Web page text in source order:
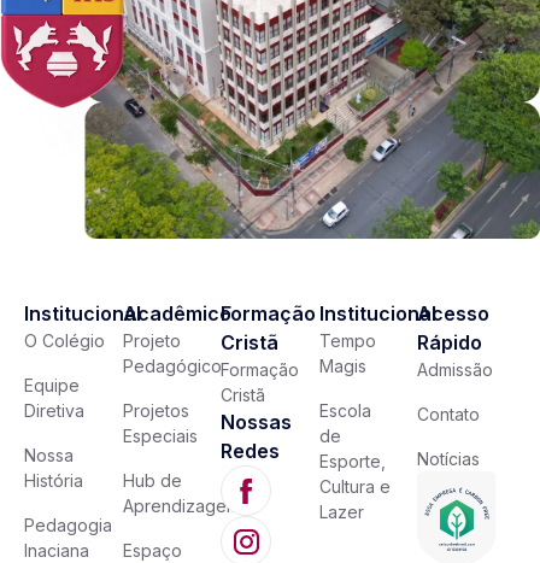
Institucional
O Colégio
Equipe
Diretiva
Nossa
História
Pedagogia
Inaciana
Acadêmico
Projeto
Pedagógico
Projetos
Especiais
Hub de
Aprendizagem
Espaço
Formação
Cristã
Formação
Cristã
Nossas
Redes
Institucional
Tempo
Magis
Escola
de
Esporte,
Cultura e
Lazer
Acesso
Rápido
Admissão
Contato
Notícias